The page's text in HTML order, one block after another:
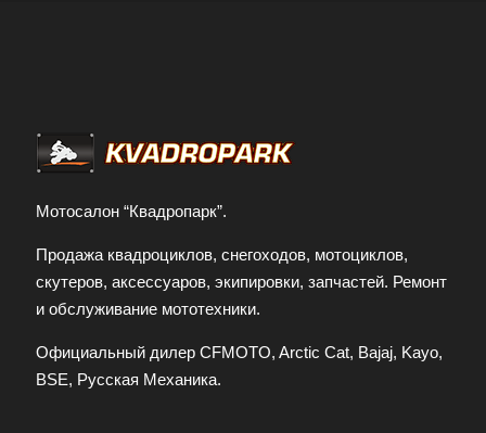
Мотосалон “Квадропарк”.
Продажа квадроциклов, снегоходов, мотоциклов,
скутеров, аксессуаров, экипировки, запчастей. Ремонт
и обслуживание мототехники.
Официальный дилер CFMOTO, Arctic Cat, Bajaj, Kayo,
BSE, Русская Механика.